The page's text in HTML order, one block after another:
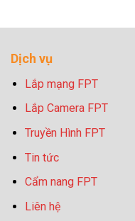
Dịch vụ
Lắp mạng FPT
Lắp Camera FPT
Truyền Hình FPT
Tin tức
Cẩm nang FPT
Liên hệ